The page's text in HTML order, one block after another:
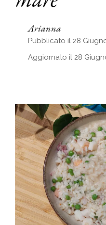
Arianna
Pubblicato il 28
Aggiornato il 28